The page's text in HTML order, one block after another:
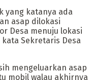
yang katanya ada
asap dilokasi
Desa menuju lokasi
Sekretaris Desa
mengeluarkan asap
mobil walau akhirnya